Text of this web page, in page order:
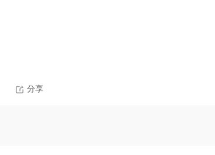
分享